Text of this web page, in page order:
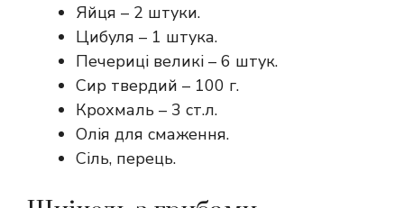
Яйця – 2 штуки.
Цибуля – 1 штука.
Печериці великі – 6 штук.
Сир твердий – 100 г.
Крохмаль – 3 ст.л.
Олія для смаження.
Сіль, перець.